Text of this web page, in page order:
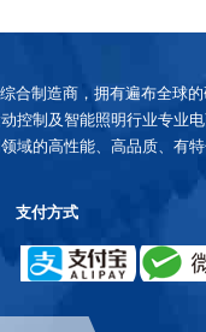
合制造商，拥有遍布全球的
控制及智能照明行业专业
域的高性能、高品质、有
支付方式